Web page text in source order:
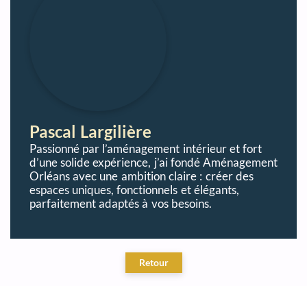
Pascal Largilière
Passionné par l’aménagement intérieur et fort
d’une solide expérience, j’ai fondé Aménagement
Orléans avec une ambition claire : créer des
espaces uniques, fonctionnels et élégants,
parfaitement adaptés à vos besoins.